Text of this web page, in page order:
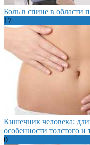
Боль в спине в области
17
Кишечник человека:
особенности толстого
0